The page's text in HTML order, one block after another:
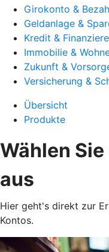
Girokonto &
Geldanlage &
Kredit &
Immobilie &
Zukunft &
Versicherung &
Übersicht
Produkte
Wählen
aus
Hier geht's direkt zur
Kontos.